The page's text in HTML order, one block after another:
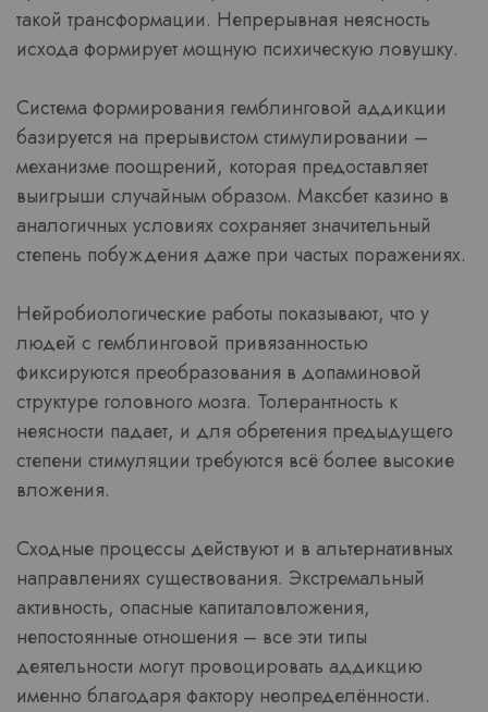
такой трансформации. Непрерывная неясность
исхода формирует мощную психическую ловушку.
Система формирования гемблинговой аддикции
базируется на прерывистом стимулировании –
механизме поощрений, которая предоставляет
выигрыши случайным образом. Максбет казино в
аналогичных условиях сохраняет значительный
степень побуждения даже при частых поражениях.
Нейробиологические работы показывают, что у
людей с гемблинговой привязанностью
фиксируются преобразования в допаминовой
структуре головного мозга. Толерантность к
неясности падает, и для обретения предыдущего
степени стимуляции требуются всё более высокие
вложения.
Сходные процессы действуют и в альтернативных
направлениях существования. Экстремальный
активность, опасные капиталовложения,
непостоянные отношения – все эти типы
деятельности могут провоцировать аддикцию
именно благодаря фактору неопределённости.